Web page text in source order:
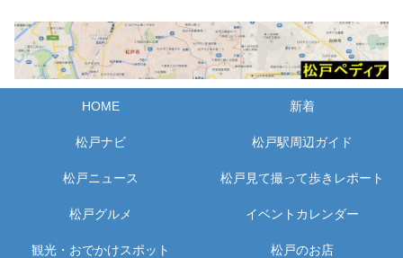
HOME 新着
松戸ナビ 松戸駅周辺ガイド
松戸ニュース 松戸見て撮って歩きレポート
松戸グルメ イベントカレンダー
観光・おでかけスポット 松戸のお店